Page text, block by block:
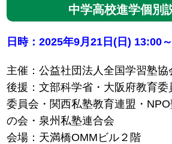
中学高校進学個別
日時：2025年9月21日(日) 13:00
主催：公益社団法人全国学習塾協
後援：文部科学省・大阪府教育
委員会・関西私塾教育連盟・
の会・泉州私塾連合会
会場：天満橋OMMビル２階